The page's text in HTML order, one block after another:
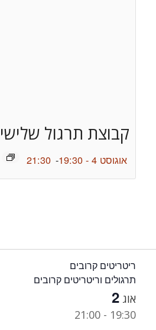
קבוצת תרגול
אוגוסט 4 - 19:30 -
21:30
ריטריטים קרובים
תרגולים וריטריטים קרובים
אוג 2
19:30
-
21:00